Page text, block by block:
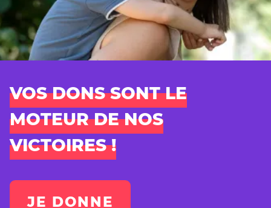
VOS DONS SONT LE
MOTEUR DE NOS
VICTOIRES !
JE DONNE